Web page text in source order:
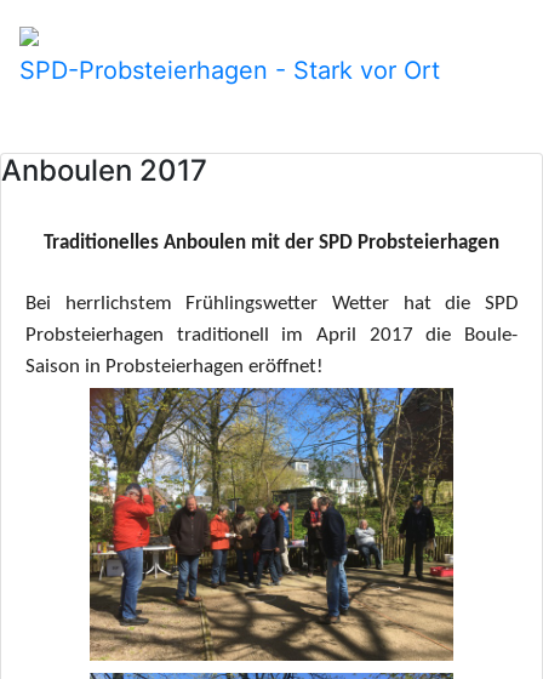
SPD-Probsteierhagen - Stark vor Ort
Anboulen 2017
Traditionelles Anboulen mit der SPD Probsteierhagen
Bei herrlichstem Frühlingswetter Wetter hat die SPD
Probsteierhagen traditionell im April 2017 die Boule-
Saison in Probsteierhagen eröffnet!